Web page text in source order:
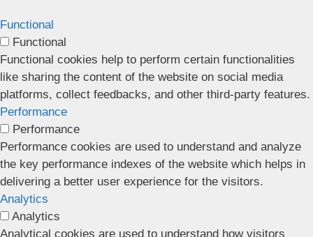
Functional
Functional
Functional cookies help to perform certain functionalities
like sharing the content of the website on social media
platforms, collect feedbacks, and other third-party features.
Performance
Performance
Performance cookies are used to understand and analyze
the key performance indexes of the website which helps in
delivering a better user experience for the visitors.
Analytics
Analytics
Analytical cookies are used to understand how visitors